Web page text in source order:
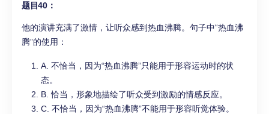
题目40：
他的演讲充满了激情，让听众感到热血沸腾。句子中“热血沸
腾”的使用：
A. 不恰当，因为“热血沸腾”只能用于形容运动时的状
态。
B. 恰当，形象地描绘了听众受到激励的情感反应。
C. 不恰当，因为“热血沸腾”不能用于形容听觉体验。